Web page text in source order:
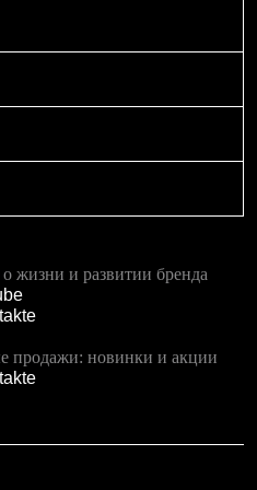
жизни и развитии бренда
продажи: новинки и акции